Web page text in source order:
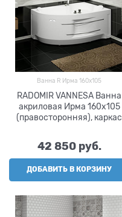
Ванна R Ирма 160х105
RADOMIR VANNESA Ванна
акриловая Ирма 160х105
(правосторонняя), каркас
42 850 руб.
ДОБАВИТЬ В КОРЗИНУ